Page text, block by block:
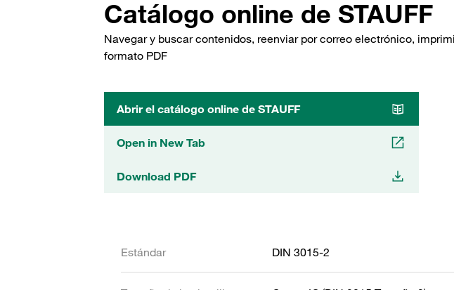
Catálogo online de STAUFF
Navegar y buscar contenidos, reenviar por correo electrónico,
formato PDF
Abrir el catálogo online de STAUFF
Open in New Tab
Download PDF
Estándar DIN 3015-2